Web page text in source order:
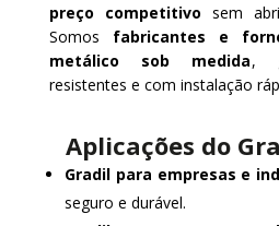
preço competitivo sem
Somos fabricantes e
metálico sob medida,
resistentes e com instalação
Aplicações do
Gradil para empresas e
seguro e durável.